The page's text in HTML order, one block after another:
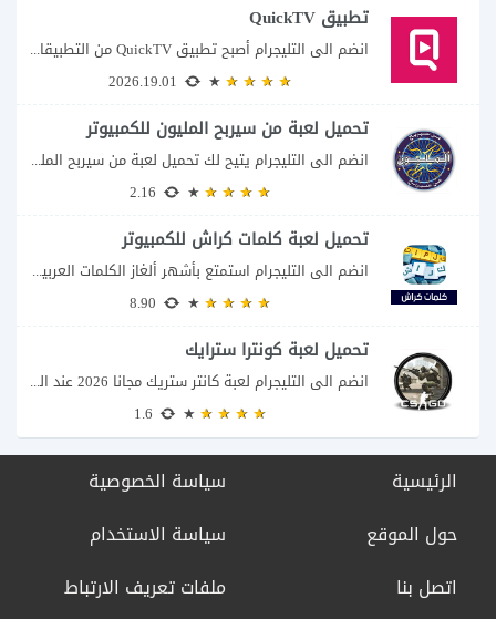
تطبيق QuickTV
انضم الى التليجرام أصبح تطبيق QuickTV من التطبيقات التي تستهدف محبي المسلسلات السريعة، إذ...
تحميل لعبة من سيربح المليون للكمبيوتر
انضم الى التليجرام يتيح لك تحميل لعبة من سيربح المليون للكمبيوتر خوض تجربة مسابقات...
تحميل لعبة كلمات كراش للكمبيوتر
انضم الى التليجرام استمتع بأشهر ألغاز الكلمات العربية على شاشة الكمبيوتر يتيح لك تحميل...
تحميل لعبة كونترا سترايك
انضم الى التليجرام لعبة كانتر ستريك مجانا 2026 عند البحث عن تحميل Counter-Strike للكمبيوتر...
الرئيسية
حول الموقع
اتصل بنا
سياسة الخصوصية
سياسة الاستخدام
ملفات تعريف الارتباط